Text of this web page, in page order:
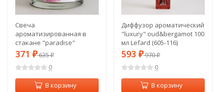
Свеча
ароматизированная в
стакане "paradise"
magnolia 8*9 см мал.= 9шт.
Lefard (605-105)
371 ₽635₽
0
В корзину
Диффузор ароматический
"luxury" oud&bergamot 100
мл Lefard (605-116)
593 ₽970₽
0
В корзину